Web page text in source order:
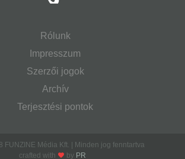
Rólunk
Impresszum
Szerzői jogok
Archív
Terjesztési pontok
FUNZINE Média Kft. | Minden jog fenntartva
crafted with
by PR